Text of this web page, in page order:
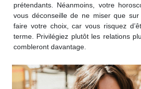
prétendants. Néanmoins, votre
vous déconseille de ne miser que
faire votre choix, car vous risquez
terme. Privilégiez plutôt les relations
combleront davantage.